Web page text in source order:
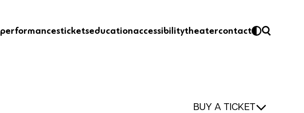
performancesticketseducationaccessibilitytheatercontact
BUY A TICKET